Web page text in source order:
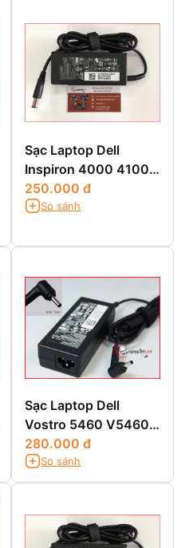
Sạc Laptop Dell
Inspiron 4000 4100
4150
250.000 đ
So sánh
Sạc Laptop Dell
Vostro 5460 V5460
5470 5560
280.000 đ
So sánh